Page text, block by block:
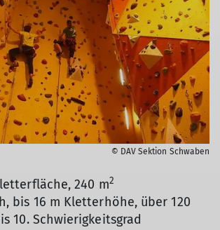
© DAV Sektion Schwaben
240 m2
bis 16 m Kletterhöhe, über 120
10. Schwierigkeitsgrad